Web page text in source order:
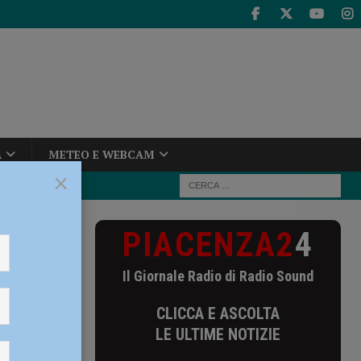
METEO E WEBCAM
lavoratori
al 31
PIACENZA24
Il Giornale Radio di Radio Sound
CLICCA E ASCOLTA
LE ULTIME NOTIZIE
×